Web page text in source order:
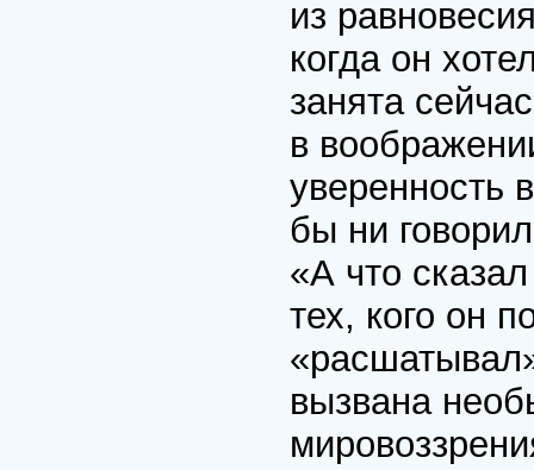
из
когда он
занята
в
уверенность
бы ни
«А что
тех, кого он
вызвана